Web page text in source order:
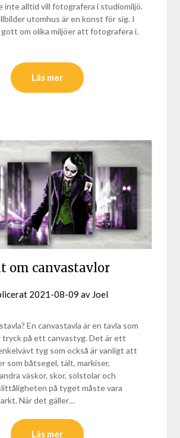
inte alltid vill fotografera i studiomiljö.
utomhus är en konst för sig. I
om olika miljöer att fotografera i.
Läs mer
om canvastavlor
2021-08-09 av Joel
En canvastavla är en tavla som
tryck på ett canvastyg. Det är ett
tyg som också är vanligt att
som båtsegel, tält, markiser,
väskor, skor, solstolar och
på tyget måste vara
När det gäller…
Läs mer